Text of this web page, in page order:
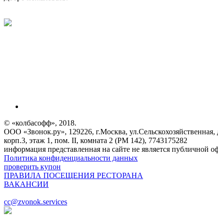
© «колбасофф», 2018.
ООО «Звонок.ру», 129226, г.Москва, ул.Сельскохозяйственная,
корп.3, этаж 1, пом. II, комната 2 (РМ 142), 7743175282
информация представленная на сайте не является публичной
Политика конфиденциальности данных
проверить купон
ПРАВИЛА ПОСЕЩЕНИЯ РЕСТОРАНА
ВАКАНСИИ
cc@zvonok.services